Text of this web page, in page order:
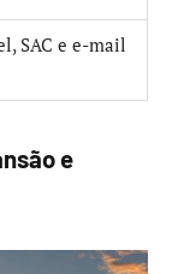
SAC e e-mail
e